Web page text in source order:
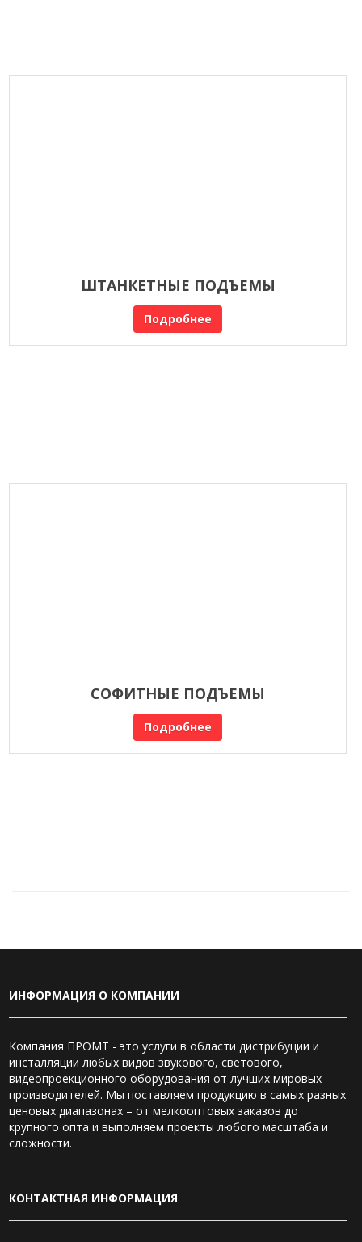
ШТАНКЕТНЫЕ ПОДЪЕМЫ
Подробнее
СОФИТНЫЕ ПОДЪЕМЫ
Подробнее
ИНФОРМАЦИЯ О КОМПАНИИ
Компания ПРОМТ - это услуги в области дистрибуции и
инсталляции любых видов звукового, светового,
видеопроекционного оборудования от лучших мировых
производителей. Мы поставляем продукцию в самых разных
ценовых диапазонах – от мелкооптовых заказов до
крупного опта и выполняем проекты любого масштаба и
сложности.
КОНТАКТНАЯ ИНФОРМАЦИЯ